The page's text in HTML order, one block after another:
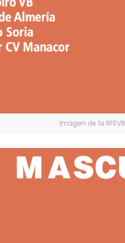
Imagen de la RFEVB